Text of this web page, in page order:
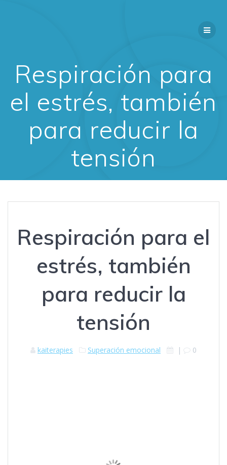
Respiración para
el estrés, también
para reducir la
tensión
Respiración para el
estrés, también
para reducir la
tensión
kaiterapies Superación emocional | 0